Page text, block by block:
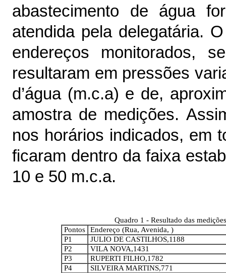
abastecimento de água
atendida pela delegatária.
endereços monitorados,
resultaram em pressões
d’água (m.c.a) e de,
amostra de medições.
nos horários indicados, em
ficaram dentro da faixa
10 e 50 m.c.a.
Quadro 1 - Resultado das
Pontos
Endereço (Rua, Avenida, )
P1
JULIO DE CASTILHOS,1188
P2
VILA NOVA,1431
P3
RUPERTI FILHO,1782
P4
SILVEIRA MARTINS,771